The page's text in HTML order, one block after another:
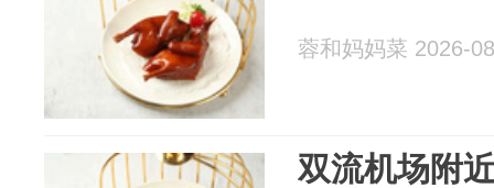
蓉和妈妈菜 2026-
双流机场附